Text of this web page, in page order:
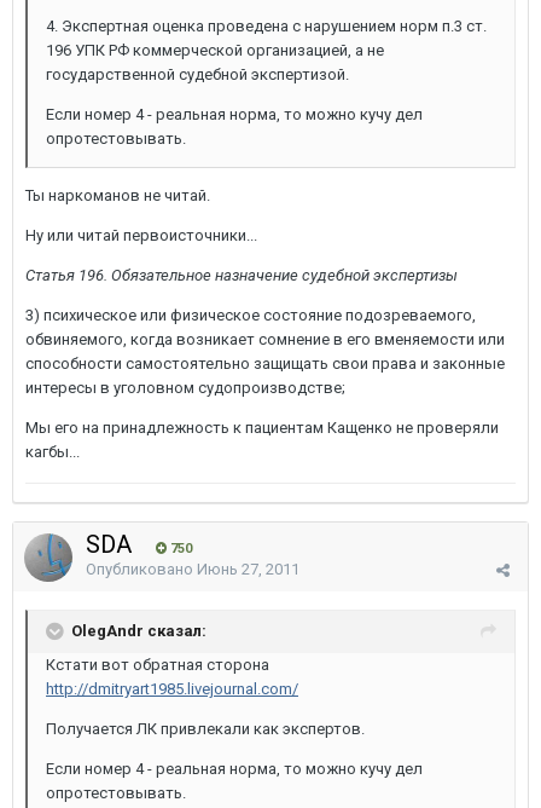
4. Экспертная оценка проведена с нарушением норм п.3 ст.
196 УПК РФ коммерческой организацией, а не
государственной судебной экспертизой.
Если номер 4 - реальная норма, то можно кучу дел
опротестовывать.
Ты наркоманов не читай.
Ну или читай первоисточники...
Статья 196. Обязательное назначение судебной экспертизы
3) психическое или физическое состояние подозреваемого,
обвиняемого, когда возникает сомнение в его вменяемости или
способности самостоятельно защищать свои права и законные
интересы в уголовном судопроизводстве;
Мы его на принадлежность к пациентам Кащенко не проверяли
кагбы...
SDA 750
Опубликовано Июнь 27, 2011
OlegAndr сказал:
Кстати вот обратная сторона
http://dmitryart1985.livejournal.com/
Получается ЛК привлекали как экспертов.
Если номер 4 - реальная норма, то можно кучу дел
опротестовывать.